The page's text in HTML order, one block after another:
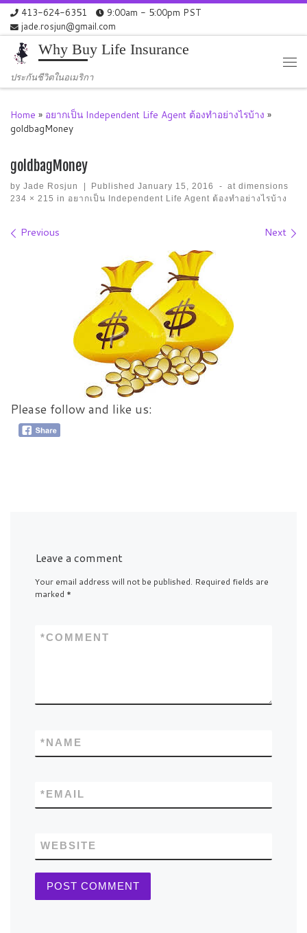
Skip to content
413-624-6351
9:00am - 5:00pm PST
jade.rosjun@gmail.com
Why Buy Life Insurance
ประกันชีวิตในอเมริกา
Home » อยากเป็น Independent Life Agent ต้องทำอย่างไรบ้าง »
goldbagMoney
goldbagMoney
by Jade Rosjun PublishedJanuary 15, 2016 - at dimensions
234 × 215 in อยากเป็น Independent Life Agent ต้องทำอย่างไรบ้าง
Images navigation
Previous Next
Please follow and like us:
Leave a comment
Your email address will not be published. Required fields are
marked *
COMMENT
*
NAME
*
EMAIL
*
WEBSITE